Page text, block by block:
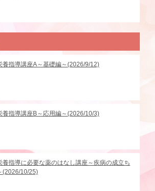
養指導講座A～基礎編～(2026/9/12)
養指導講座B～応用編～(2026/10/3)
養指導に必要な薬のはなし講座～疾病の成立ち
(2026/10/25)